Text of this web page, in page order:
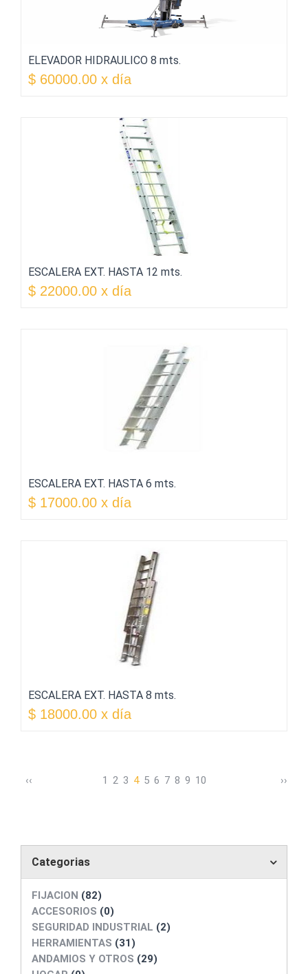
ELEVADOR HIDRAULICO 8 mts.
$ 60000.00 x día
ESCALERA EXT. HASTA 12 mts.
$ 22000.00 x día
ESCALERA EXT. HASTA 6 mts.
$ 17000.00 x día
ESCALERA EXT. HASTA 8 mts.
$ 18000.00 x día
‹‹ 1 2 3 4 5 6 7 8 9 10 ››
Categorias
FIJACION (82)
ACCESORIOS (0)
SEGURIDAD INDUSTRIAL (2)
HERRAMIENTAS (31)
ANDAMIOS Y OTROS (29)